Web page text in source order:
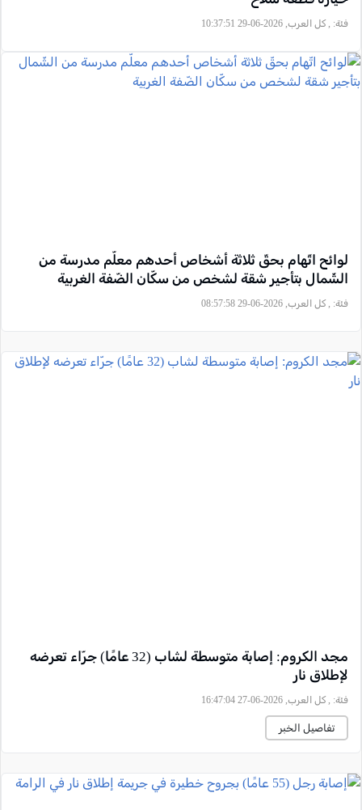
فئة: , كل العرب, 2026-06-29 10:37:51
لوائح اتّهام بحقّ ثلاثة أشخاص أحدهم معلّم مدرسة من
الشّمال بتأجير شقة لشخص من سكّان الضّفة الغربية
فئة: , كل العرب, 2026-06-29 08:57:58
مجد الكروم: إصابة متوسطة لشاب (32 عامًا) جرّاء تعرضه
لإطلاق نار
فئة: , كل العرب, 2026-06-27 16:47:04
تفاصيل الخبر